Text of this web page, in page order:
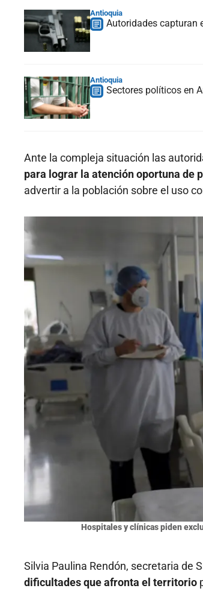
Antioquia
Autoridades capturan
Antioquia
Sectores políticos en
Ante la compleja situación las
para lograr la atención oportuna de
advertir a la población sobre el uso
Hospitales y clínicas piden
Silvia Paulina Rendón, secretaria de
dificultades que afronta el territorio